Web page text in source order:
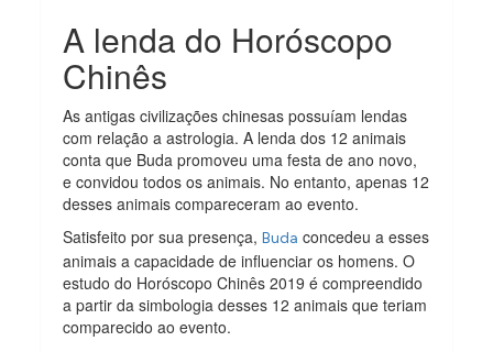
A lenda do Horóscopo
Chinês
As antigas civilizações chinesas possuíam lendas
com relação a astrologia. A lenda dos 12 animais
conta que Buda promoveu uma festa de ano novo,
e convidou todos os animais. No entanto, apenas 12
desses animais compareceram ao evento.
Satisfeito por sua presença,Buda concedeu a esses
animais a capacidade de influenciar os homens. O
estudo do Horóscopo Chinês 2019 é compreendido
a partir da simbologia desses 12 animais que teriam
comparecido ao evento.